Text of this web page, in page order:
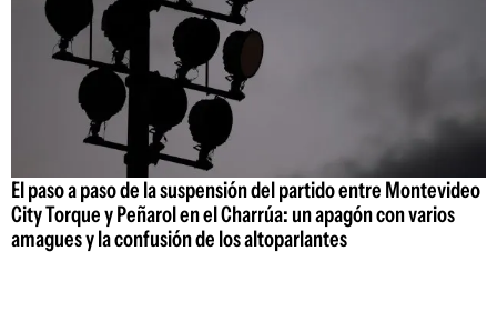
El paso a paso de la suspensión del partido entre Montevideo
City Torque y Peñarol en el Charrúa: un apagón con varios
amagues y la confusión de los altoparlantes